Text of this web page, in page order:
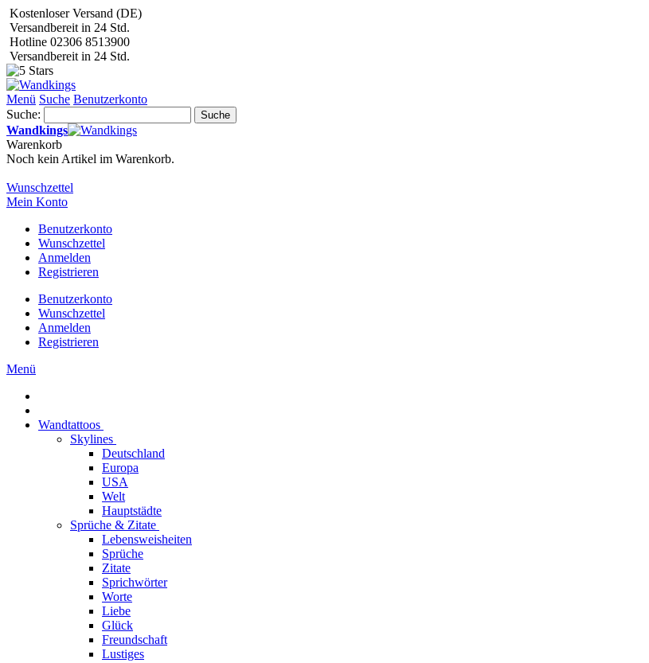
Kostenloser Versand (DE)
Versandbereit in 24 Std.
Hotline 02306 8513900
Versandbereit in 24 Std.
Menü Suche Benutzerkonto
Suche:
Suche
Wandkings
Warenkorb
Noch kein Artikel im Warenkorb.
Wunschzettel
Mein Konto
Benutzerkonto
Wunschzettel
Anmelden
Registrieren
Benutzerkonto
Wunschzettel
Anmelden
Registrieren
Menü
Wandtattoos
Skylines
Deutschland
Europa
USA
Welt
Hauptstädte
Sprüche & Zitate
Lebensweisheiten
Sprüche
Zitate
Sprichwörter
Worte
Liebe
Glück
Freundschaft
Lustiges